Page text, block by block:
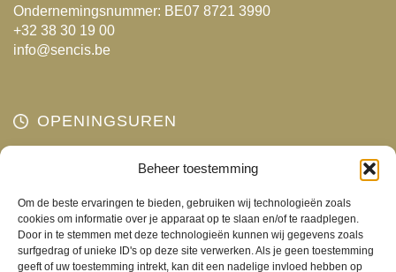
Beheer toestemming
Om de beste ervaringen te bieden, gebruiken wij technologieën zoals
cookies om informatie over je apparaat op te slaan en/of te raadplegen.
Door in te stemmen met deze technologieën kunnen wij gegevens zoals
surfgedrag of unieke ID's op deze site verwerken. Als je geen toestemming
geeft of uw toestemming intrekt, kan dit een nadelige invloed hebben op
de
productpagina
Ondernemingsnummer: BE07 8721 3990
+32 38 30 19 00
info@sencis.be
OPENINGSUREN
Gesloten
Woensdag
10:00 - 18:00
Donderdag
10:00 - 18:00
Vrijdag
10:00 - 18:00